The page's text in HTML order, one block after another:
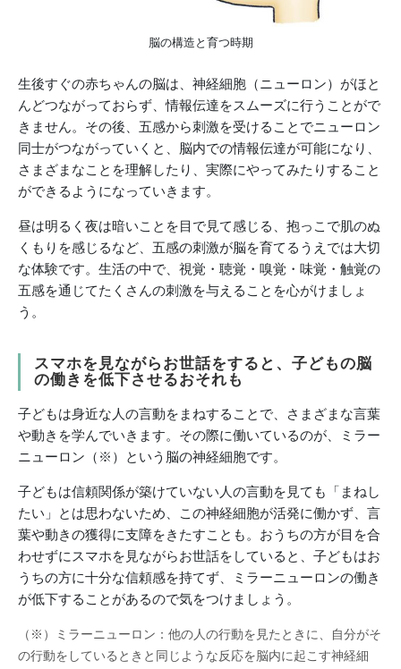
脳の構造と育つ時期
生後すぐの赤ちゃんの脳は、神経細胞（ニューロン）がほと
んどつながっておらず、情報伝達をスムーズに行うことがで
きません。その後、五感から刺激を受けることでニューロン
同士がつながっていくと、脳内での情報伝達が可能になり、
さまざまなことを理解したり、実際にやってみたりすること
ができるようになっていきます。
昼は明るく夜は暗いことを目で見て感じる、抱っこで肌のぬ
くもりを感じるなど、五感の刺激が脳を育てるうえでは大切
な体験です。生活の中で、視覚・聴覚・嗅覚・味覚・触覚の
五感を通じてたくさんの刺激を与えることを心がけましょ
う。
スマホを見ながらお世話をすると、子どもの脳
の働きを低下させるおそれも
子どもは身近な人の言動をまねすることで、さまざまな言葉
や動きを学んでいきます。その際に働いているのが、ミラー
ニューロン（※）という脳の神経細胞です。
子どもは信頼関係が築けていない人の言動を見ても「まねし
たい」とは思わないため、この神経細胞が活発に働かず、言
葉や動きの獲得に支障をきたすことも。おうちの方が目を合
わせずにスマホを見ながらお世話をしていると、子どもはお
うちの方に十分な信頼感を持てず、ミラーニューロンの働き
が低下することがあるので気をつけましょう。
（※）ミラーニューロン：他の人の行動を見たときに、自分がそ
の行動をしているときと同じような反応を脳内に起こす神経細